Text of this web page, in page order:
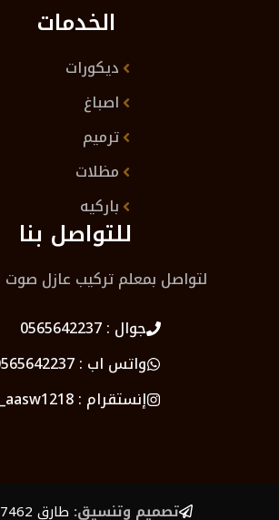
الخدمات
ديكورات
اصباغ
ترميم
مظلات
باركيه
للتواصل بنا
لتواصل بمعلم تركيب عازل صوت
جوال :0565642237
واتس اب :
إنستقرام :aasw1218_
تصميم وتنسيق: طارق 771277462